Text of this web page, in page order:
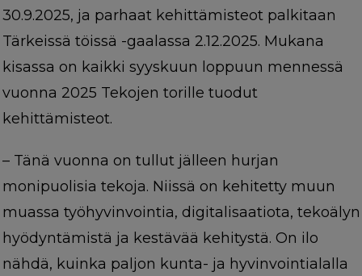
30.9.2025, ja parhaat kehittämisteot palkitaan
Tärkeissä töissä -gaalassa 2.12.2025. Mukana
kisassa on kaikki syyskuun loppuun mennessä
vuonna 2025 Tekojen torille tuodut
kehittämisteot.
– Tänä vuonna on tullut jälleen hurjan
monipuolisia tekoja. Niissä on kehitetty muun
muassa työhyvinvointia, digitalisaatiota, tekoälyn
hyödyntämistä ja kestävää kehitystä. On ilo
nähdä, kuinka paljon kunta- ja hyvinvointialalla